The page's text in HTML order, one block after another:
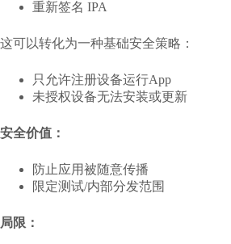
重新签名 IPA
这可以转化为一种基础安全策略：
只允许注册设备运行App
未授权设备无法安装或更新
安全价值：
防止应用被随意传播
限定测试/内部分发范围
局限：